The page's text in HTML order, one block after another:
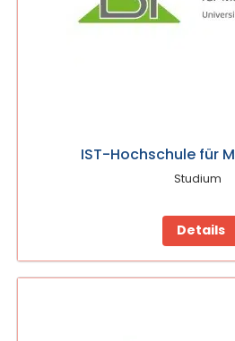
IST-Hochschule für
Studium
Details